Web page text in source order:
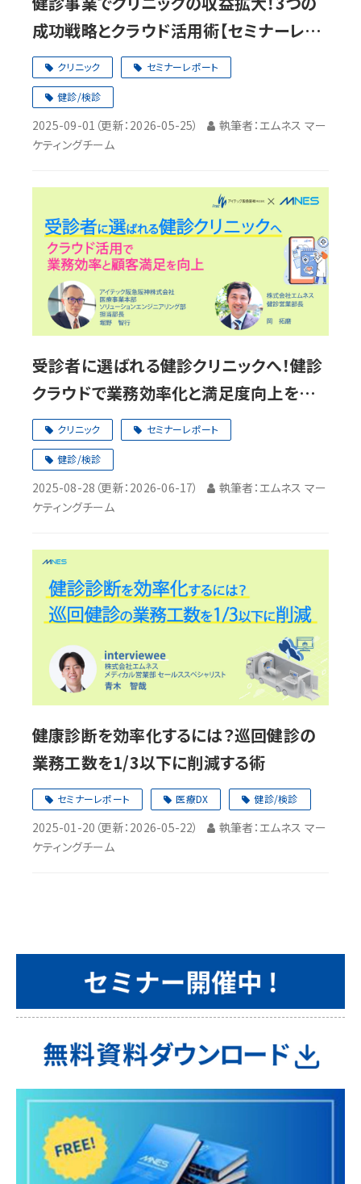
成功戦略とクラウド活用術【セミナーレポ
ート】クリニック セミナーレポート
健診/検診
2025-09-01 （更新： 2026-05-25）
執筆者：エムネス マー
ケティングチーム
受診者に選ばれる健診クリニックへ！健診
クラウドで業務効率化と満足度向上を実
現
クリニック セミナーレポート
健診/検診
2025-08-28 （更新： 2026-06-17）
執筆者：エムネス マー
ケティングチーム
健康診断を効率化するには？巡回健診の
業務工数を1/3以下に削減する術
セミナーレポート 医療DX 健診/検診
2025-01-20 （更新： 2026-05-22）
執筆者：エムネス マー
ケティングチーム